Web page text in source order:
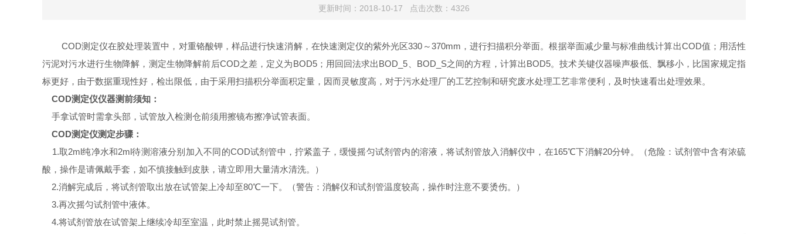
更新时间：2018-10-17 点击次数：4326
COD测定仪在胶处理装置中，对重铬酸钾，样品进行快速消解，在快速测定仪的紫外光区330～370mm，进行扫描积分举面。根据举面减少量与标准曲线计算出COD值；用活性
污泥对污水进行生物降解，测定生物降解前后COD之差，定义为BOD5；用回回法求出BOD_5、BOD_S之间的方程，计算出BOD5。技术关键仪器噪声极低、飘移小，比国家规定指
标更好，由于数据重现性好，检出限低，由于采用扫描积分举面积定量，因而灵敏度高，对于污水处理厂的工艺控制和研究废水处理工艺非常便利，及时快速看出处理效果。
COD测定仪仪器测前须知：
手拿试管时需拿头部，试管放入检测仓前须用擦镜布擦净试管表面。
COD测定仪测定步骤：
1.取2ml纯净水和2ml待测溶液分别加入不同的COD试剂管中，拧紧盖子，缓慢摇匀试剂管内的溶液，将试剂管放入消解仪中，在165℃下消解20分钟。（危险：试剂管中含有浓硫
酸，操作是请佩戴手套，如不慎接触到皮肤，请立即用大量清水清洗。）
2.消解完成后，将试剂管取出放在试管架上冷却至80℃一下。（警告：消解仪和试剂管温度较高，操作时注意不要烫伤。）
3.再次摇匀试剂管中液体。
4.将试剂管放在试管架上继续冷却至室温，此时禁止摇晃试剂管。